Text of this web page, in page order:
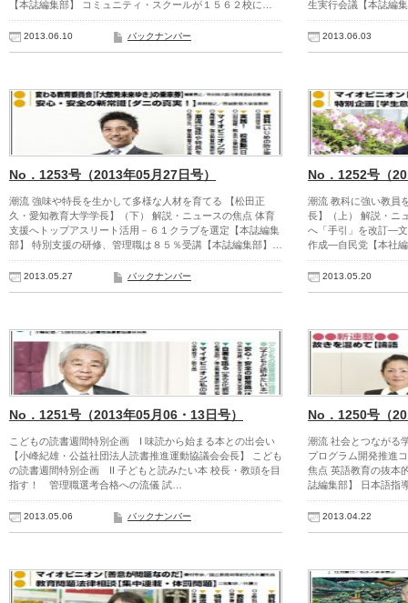
【本誌編集部】 コミュニティ・スクールが１５６２校に…
2013.06.10 バックナンバー
生実行会議【本誌編
2013.06.03
No．1253号（2013年05月27日号）
潮流 強味や特長を生かして多様な人材を育てる 【松田正
久・愛知教育大学学長】（下） 解説・ニュースの焦点 体育
支援へトップアスリート活用－６１クラブを選定【本誌編集
部】 特別支援の研修、管理職は８５％受講【本誌編集部】…
2013.05.27 バックナンバー
No．1252号（
潮流 教科に強い教員
長】（上） 解説・ニ
へ「手引」を改訂―
作成―自民党【本社
2013.05.20
No．1251号（2013年05月06・13日号）
こどもの読書週間特別企画 I 味読から始まる本との出会い
【小峰紀雄・公益社団法人読書推進運動協議会会長】 こども
の読書週間特別企画 II 子どもと読みたい本 校長・教頭を目
指す！ 管理職選考合格への流儀 試…
2013.05.06 バックナンバー
No．1250号（
潮流 社会とつながる
プログラム開発推進
焦点 英語教育の抜本
誌編集部】 日本語指
2013.04.22